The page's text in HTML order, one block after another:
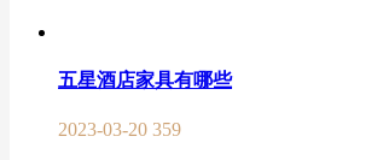
五星酒店家具有哪些
2023-03-20 359